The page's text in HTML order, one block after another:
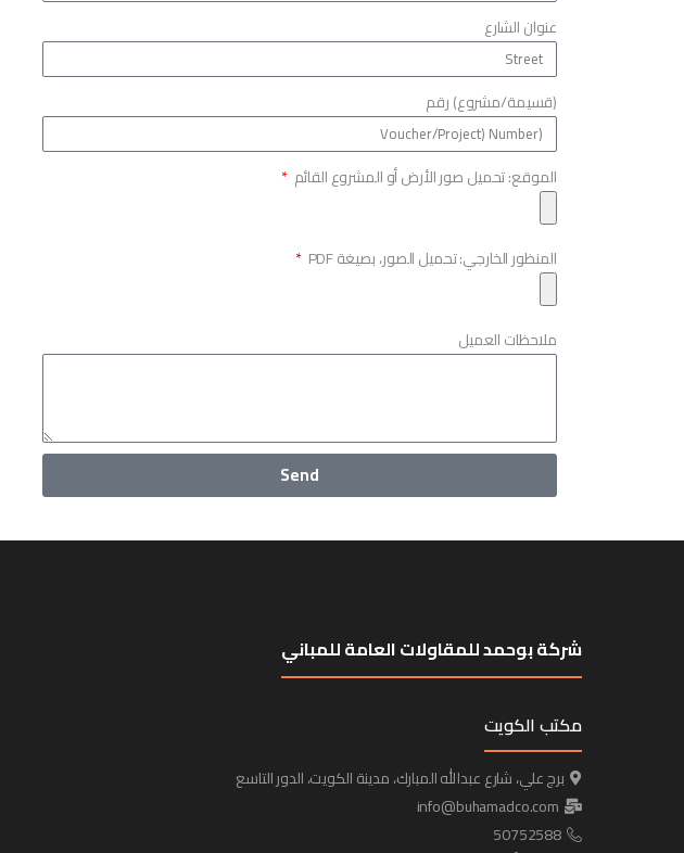
عنوان الشارع
(قسيمة/مشروع) رقم
الموقع: تحميل صور الأرض أو المشروع القائم
المنظور الخارجي: تحميل الصور، بصيغة PDF
ملاحظات العميل
Send
شركة بوحمد للمقاولات العامة للمباني
مكتب الكويت
برج علي، شارع عبدالله المبارك، مدينة الكويت، الدور التاسع
info@buhamadco.com
50752588